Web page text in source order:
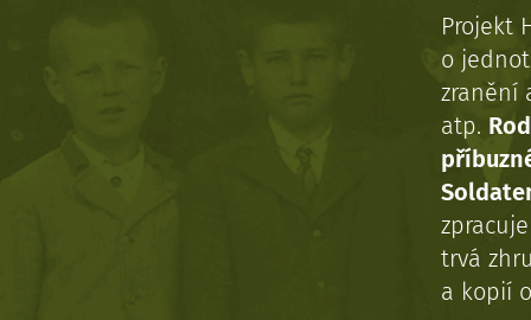
Projekt
o
zranění
atp.
trvá
a kopií